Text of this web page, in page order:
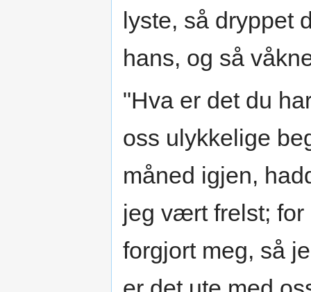
lyste, så dryppet
hans, og så
"Hva er det du
oss ulykkelige
måned igjen,
jeg vært frelst; for
forgjort meg, så